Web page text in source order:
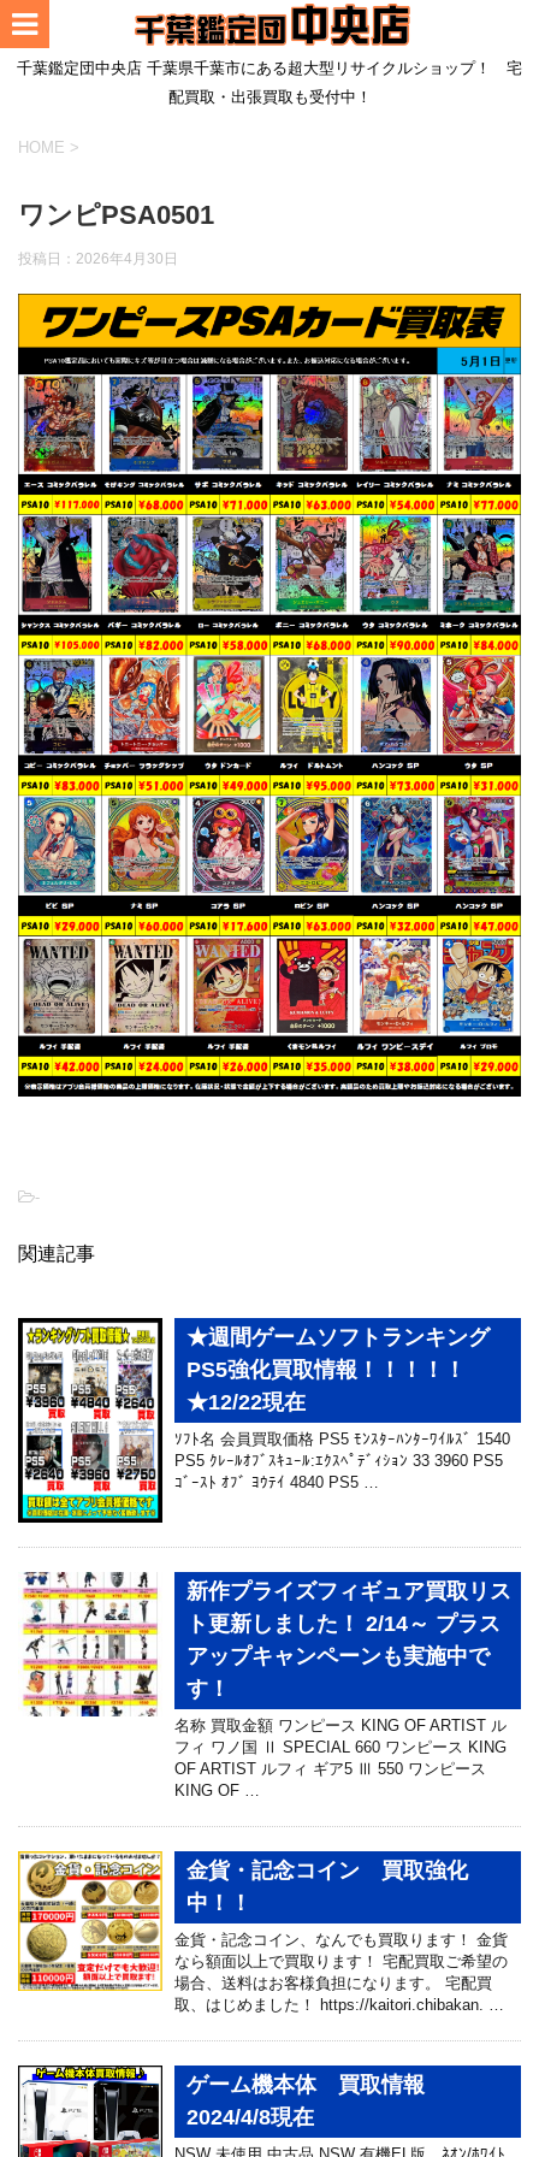
千葉鑑定団中央店 千葉県千葉市にある超大型リサイクルショップ！ 宅
配買取・出張買取も受付中！
HOME >
ワンピPSA0501
投稿日： 2026年4月30日
-
関連記事
★週間ゲームソフトランキング
PS5強化買取情報！！！！！
★12/22現在
ｿﾌﾄ名 会員買取価格 PS5 ﾓﾝｽﾀｰﾊﾝﾀｰﾜｲﾙｽﾞ 1540
PS5 ｸﾚｰﾙｵﾌﾞｽｷｭｰﾙ:ｴｸｽﾍﾟﾃﾞｨｼｮﾝ 33 3960 PS5
ｺﾞｰｽﾄ ｵﾌﾞ ﾖｳﾃｲ 4840 PS5 …
新作プライズフィギュア買取リス
ト更新しました！ 2/14～ プラス
アップキャンペーンも実施中で
す！
名称 買取金額 ワンピース KING OF ARTIST ル
フィ ワノ国 Ⅱ SPECIAL 660 ワンピース KING
OF ARTIST ルフィ ギア5 Ⅲ 550 ワンピース
KING OF …
金貨・記念コイン 買取強化
中！！
金貨・記念コイン、なんでも買取ります！ 金貨
なら額面以上で買取ります！ 宅配買取ご希望の
場合、送料はお客様負担になります。 宅配買
取、はじめました！ https://kaitori.chibakan. …
ゲーム機本体 買取情報
2024/4/8現在